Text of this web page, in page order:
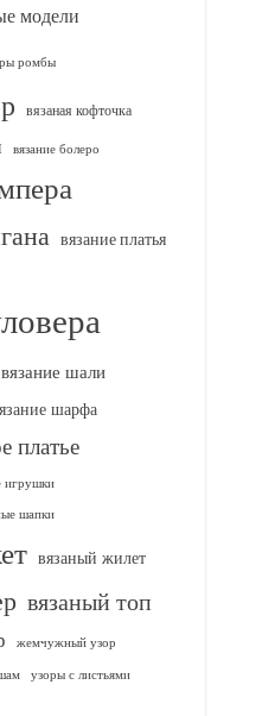
модели
ромбы
вязаная кофточка
вязание болеро
вязание платья
вязание шали
шарфа
платье
игрушки
шапки
вязаный жилет
вязаный топ
жемчужный узор
узоры с листьями